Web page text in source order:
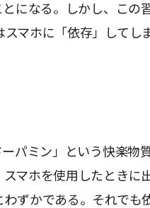
になる。しかし、この
マホに「依存」してし
パミン」という快楽物
マホを使用したときに
ずかである。それでも